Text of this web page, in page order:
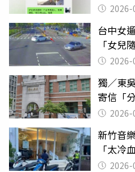
2026-
台中女
「女
致死判9
2026-
獨／東
寄信「
關 2026-
新竹音
「太
2026-